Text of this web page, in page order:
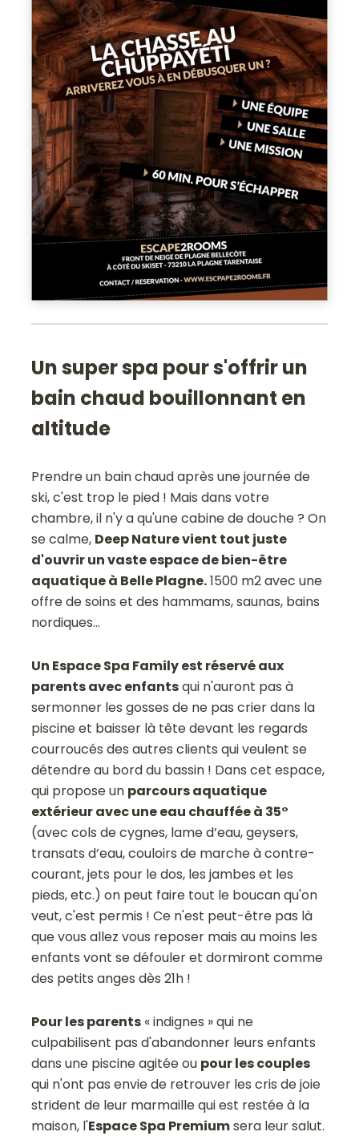
Un super spa pour s'offrir un
bain chaud bouillonnant en
altitude
Prendre un bain chaud après une journée de
ski, c'est trop le pied ! Mais dans votre
chambre, il n'y a qu'une cabine de douche ? On
se calme, Deep Nature vient tout juste
d'ouvrir un vaste espace de bien-être
aquatique à Belle Plagne.1500 m2 avec une
offre de soins et des hammams, saunas, bains
nordiques...
Un Espace Spa Family est réservé aux
parents avec enfantsqui n'auront pas à
sermonner les gosses de ne pas crier dans la
piscine et baisser là tête devant les regards
courroucés des autres clients qui veulent se
détendre au bord du bassin ! Dans cet espace,
qui propose un parcours aquatique
extérieur avec une eau chauffée à 35°
(avec cols de cygnes, lame d’eau, geysers,
transats d’eau, couloirs de marche à contre-
courant, jets pour le dos, les jambes et les
pieds, etc.) on peut faire tout le boucan qu'on
veut, c'est permis ! Ce n'est peut-être pas là
que vous allez vous reposer mais au moins les
enfants vont se défouler et dormiront comme
des petits anges dès 21h !
Pour les parents « indignes » qui ne
culpabilisent pas d'abandonner leurs enfants
dans une piscine agitée ou pour les couples
qui n'ont pas envie de retrouver les cris de joie
strident de leur marmaille qui est restée à la
maison, l'Espace Spa Premiumsera leur salut.